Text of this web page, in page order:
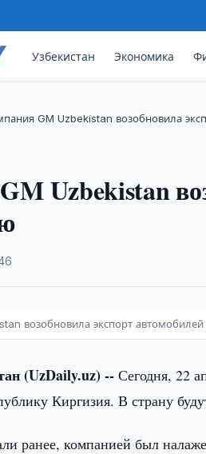
Узбекистан Экономика
GM Uzbekistan возобновила
Uzbekistan
возобновила экспорт
(UzDaily.uz) -- Сегодня, 22
Киргизия. В страну
ранее, компанией был